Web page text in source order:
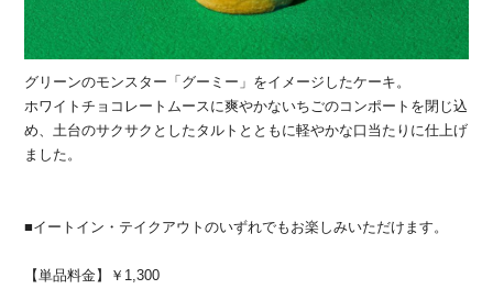
グリーンのモンスター「グーミー」をイメージしたケーキ。
ホワイトチョコレートムースに爽やかないちごのコンポートを閉じ込
め、土台のサクサクとしたタルトとともに軽やかな口当たりに仕上げ
ました。
■イートイン・テイクアウトのいずれでもお楽しみいただけます。
【単品料金】￥1,300